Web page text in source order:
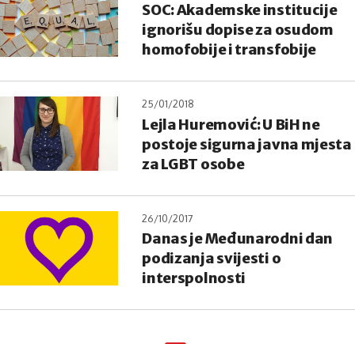
SOC: Akademske institucije
ignorišu dopise za osudom
homofobije i transfobije
25/01/2018
Lejla Huremović: U BiH ne
postoje sigurna javna mjesta
za LGBT osobe
26/10/2017
Danas je Međunarodni dan
podizanja svijesti o
interspolnosti